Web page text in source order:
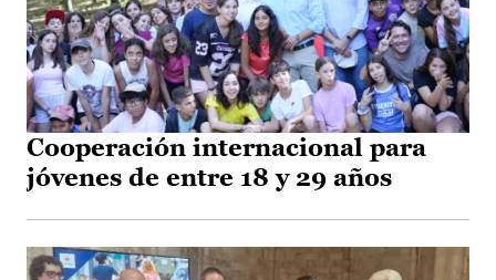
Cooperación internacional para
jóvenes de entre 18 y 29 años